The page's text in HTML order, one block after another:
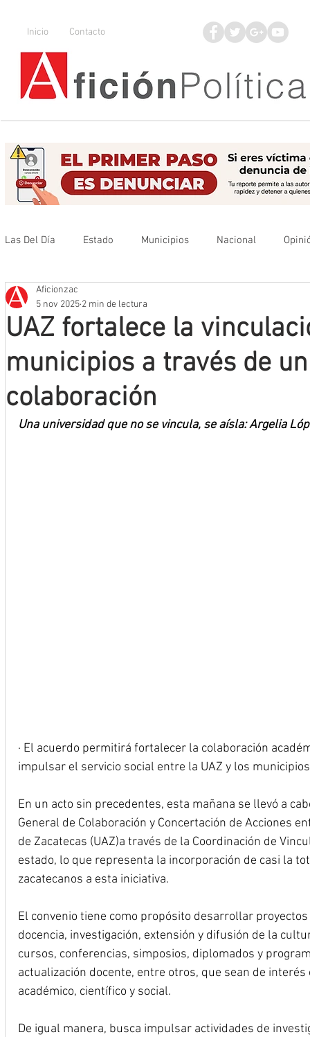
Inicio Contacto
Las Del Día Estado Municipios Nacional
Que no se olvide
Mineros LNBP
UAZ fortalece la
municipios a través de
colaboración
Aficionzac
5 nov 2025 2 min de lectura
Una universidad que no se vincula, se aísla: Argelia
· El acuerdo permitirá fortalecer la colaboración
impulsar el servicio social entre la UAZ y los
En un acto sin precedentes, esta mañana se llevó a
General de Colaboración y Concertación de Acciones
de Zacatecas (UAZ)a través de la Coordinación de
estado, lo que representa la incorporación de casi la
zacatecanos a esta iniciativa.
El convenio tiene como propósito desarrollar
docencia, investigación, extensión y difusión de la
cursos, conferencias, simposios, diplomados y
actualización docente, entre otros, que sean de
académico, científico y social.
De igual manera, busca impulsar actividades de